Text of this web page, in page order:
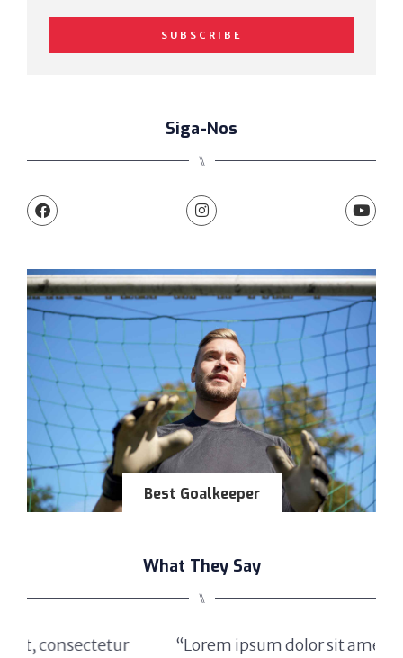
SUBSCRIBE
Siga-Nos
⑊
Best Goalkeeper
What They Say
⑊
“Lorem ipsum dolor sit amet, consectetur